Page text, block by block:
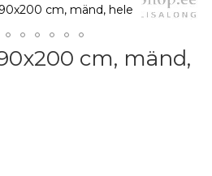
cm, mänd, hele
cm, mänd,